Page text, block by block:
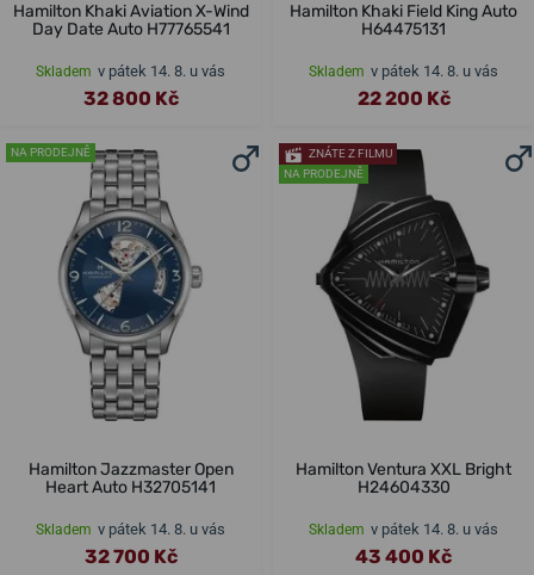
Hamilton Khaki Aviation X-Wind
Day Date Auto H77765541
Skladem v pátek 14. 8. u vás
32 800 Kč
Hamilton Khaki Field King Auto
H64475131
Skladem v pátek 14. 8. u vás
22 200 Kč
NA PRODEJNĚ
Hamilton Jazzmaster Open
Heart Auto H32705141
Skladem v pátek 14. 8. u vás
32 700 Kč
ZNÁTE Z FILMU
NA PRODEJNĚ
Hamilton Ventura XXL Bright
H24604330
Skladem v pátek 14. 8. u vás
43 400 Kč